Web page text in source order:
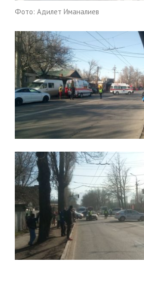
Фото: Адилет Иманалиев